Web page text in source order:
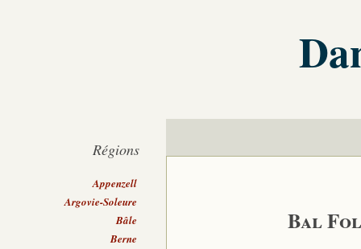
Bal
Régions
Appenzell
Argovie-Soleure
Bâle
Berne